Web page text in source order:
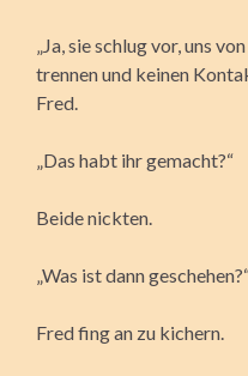
„Ja, sie schlug vor, uns
trennen und keinen
Fred.
„Das habt ihr gemacht?“
Beide nickten.
„Was ist dann
Fred fing an zu kichern.